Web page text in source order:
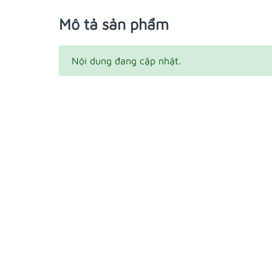
Mô tả sản phẩm
Nội dung đang cập nhật.